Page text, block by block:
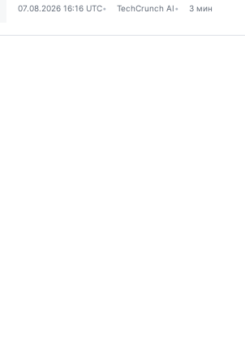
07.08.2026 16:16 UTC TechCrunch AI 3 мин